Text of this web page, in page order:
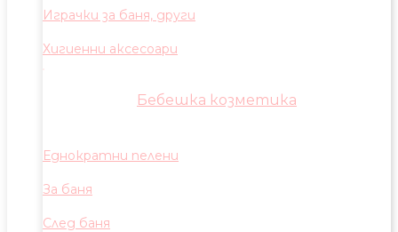
Играчки за баня, други
Хигиенни аксесоари
Бебешка козметика
Еднократни пелени
За баня
След баня